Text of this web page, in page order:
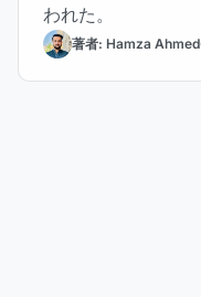
われた。
著者: Hamza Ahmed